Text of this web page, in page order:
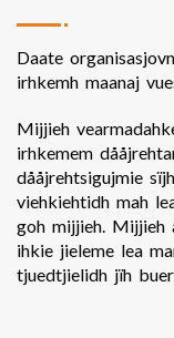
Daate
irhkemh maanaj
Mijjieh
irhkemem
dååjrehtsigujmie
viehkiehtidh mah
goh mijjieh. Mijjieh
ihkie jieleme lea
tjuedtjielidh jïh